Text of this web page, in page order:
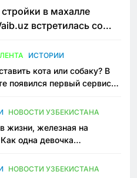
в махалле
встретилась со
ИСТОРИИ
кота или собаку? В
появился первый сервис
НОВОСТИ УЗБЕКИСТАНА
жизни, железная на
одна девочка
НОВОСТИ УЗБЕКИСТАНА